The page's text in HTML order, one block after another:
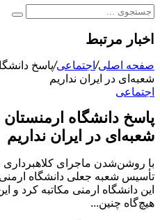
اخبار مرتبط
صفحه اصلی/اجتماعی/پاسخ
شعبه‌ای در ایران نداریم
اجتماعی
پاسخ دانشگاه
شعبه‌ای در ایران نداریم
با روشن‌شدن ماجرای
تأسیس شعبه جعلی دانشگاه ارمنی
این دانشگاه ارمنی مکاتبه کرد و
هیچ‌گاه چنین...